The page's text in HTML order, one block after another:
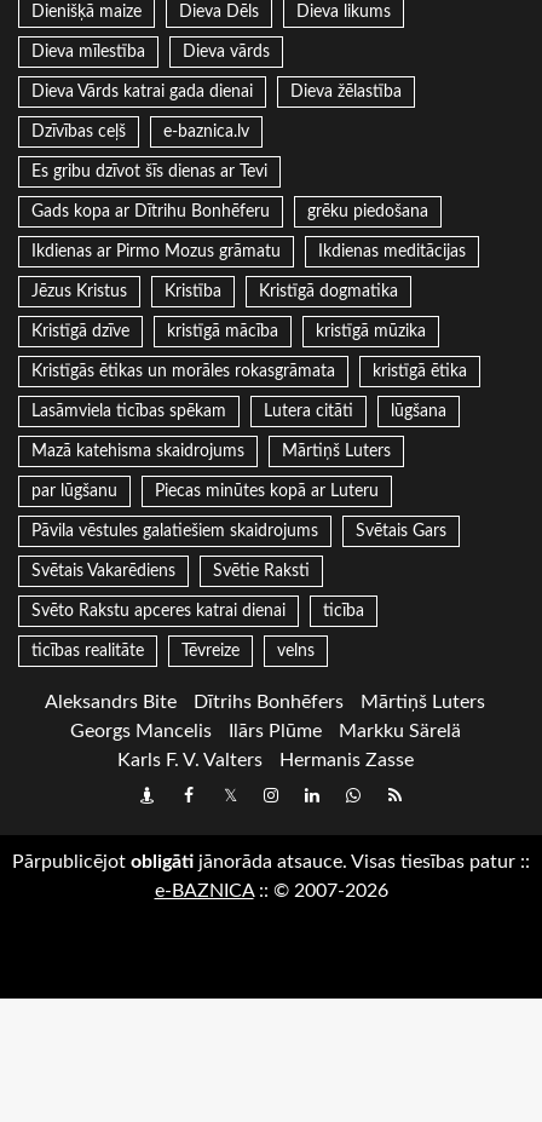
Dienišķā maize Dieva Dēls Dieva likums
Dieva mīlestība Dieva vārds
Dieva Vārds katrai gada dienai Dieva žēlastība
Dzīvības ceļš e-baznica.lv
Es gribu dzīvot šīs dienas ar Tevi
Gads kopa ar Dītrihu Bonhēferu grēku piedošana
Ikdienas ar Pirmo Mozus grāmatu Ikdienas meditācijas
Jēzus Kristus Kristība Kristīgā dogmatika
Kristīgā dzīve kristīgā mācība kristīgā mūzika
Kristīgās ētikas un morāles rokasgrāmata kristīgā ētika
Lasāmviela ticības spēkam Lutera citāti lūgšana
Mazā katehisma skaidrojums Mārtiņš Luters
par lūgšanu Piecas minūtes kopā ar Luteru
Pāvila vēstules galatiešiem skaidrojums Svētais Gars
Svētais Vakarēdiens Svētie Raksti
Svēto Rakstu apceres katrai dienai ticība
ticības realitāte Tēvreize velns
Aleksandrs Bite Dītrihs Bonhēfers
Mārtiņš Luters
Georgs Mancelis
Ilārs Plūme
Markku Särelä
Karls F. V. Valters
Hermanis Zasse
DraugiemFacebook
TwitterInstagram
LinkedInwhatsapp
RSS
Pārpublicējot obligāti jānorāda atsauce. Visas tiesības patur ::
e-BAZNICA:: © 2007-2026